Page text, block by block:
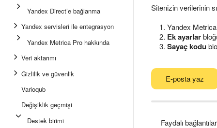
Yandex Direct’e bağlanma
Yandex servisleri ile entegrasyon
Yandex Metrica Pro hakkında
Veri aktarımı
Gizlilik ve güvenlik
Varioqub
Değişiklik geçmişi
Destek birimi
Sitenizin verilerinin
Yandex
Ek ayarlar
Sayaç kodu
E-posta yaz
Faydalı bağlantılar